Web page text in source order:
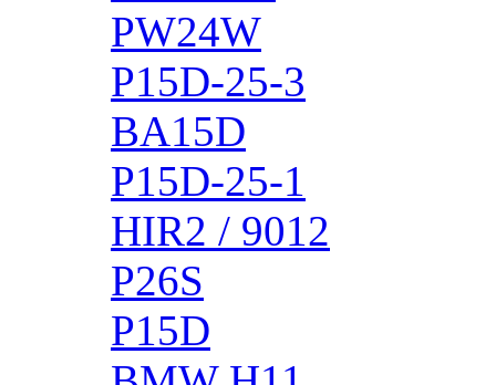
PW24W
P15D-25-3
BA15D
P15D-25-1
HIR2 / 9012
P26S
P15D